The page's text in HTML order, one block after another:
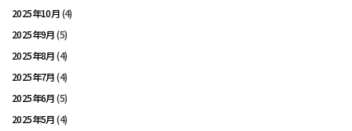
2025年10月(4)
2025年9月(5)
2025年8月(4)
2025年7月(4)
2025年6月(5)
2025年5月(4)